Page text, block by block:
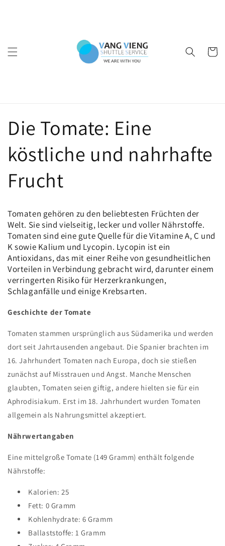
Die Tomate: Eine
köstliche und nahrhafte
Frucht
Tomaten gehören zu den beliebtesten Früchten der
Welt. Sie sind vielseitig, lecker und voller Nährstoffe.
Tomaten sind eine gute Quelle für die Vitamine A, C und
K sowie Kalium und Lycopin. Lycopin ist ein
Antioxidans, das mit einer Reihe von gesundheitlichen
Vorteilen in Verbindung gebracht wird, darunter einem
verringerten Risiko für Herzerkrankungen,
Schlaganfälle und einige Krebsarten.
Geschichte der Tomate
Tomaten stammen ursprünglich aus Südamerika und werden
dort seit Jahrtausenden angebaut. Die Spanier brachten im
16. Jahrhundert Tomaten nach Europa, doch sie stießen
zunächst auf Misstrauen und Angst. Manche Menschen
glaubten, Tomaten seien giftig, andere hielten sie für ein
Aphrodisiakum. Erst im 18. Jahrhundert wurden Tomaten
allgemein als Nahrungsmittel akzeptiert.
Nährwertangaben
Eine mittelgroße Tomate (149 Gramm) enthält folgende
Nährstoffe:
Kalorien: 25
Fett: 0 Gramm
Kohlenhydrate: 6 Gramm
Ballaststoffe: 1 Gramm